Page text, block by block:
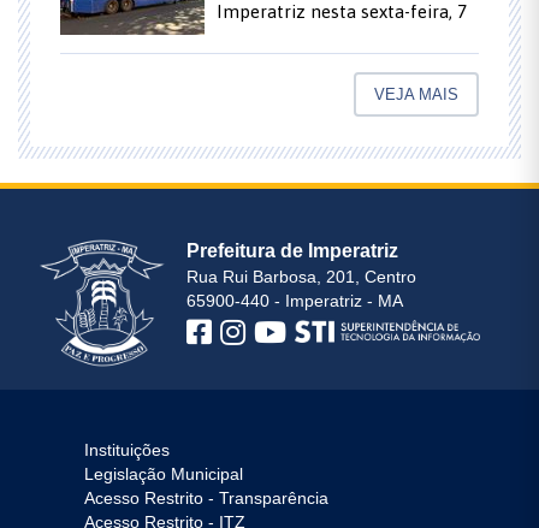
Imperatriz nesta sexta-feira, 7
VEJA MAIS
Prefeitura de Imperatriz
Rua Rui Barbosa, 201, Centro
65900-440 - Imperatriz - MA
Instituições
Legislação Municipal
Acesso Restrito - Transparência
Acesso Restrito - ITZ